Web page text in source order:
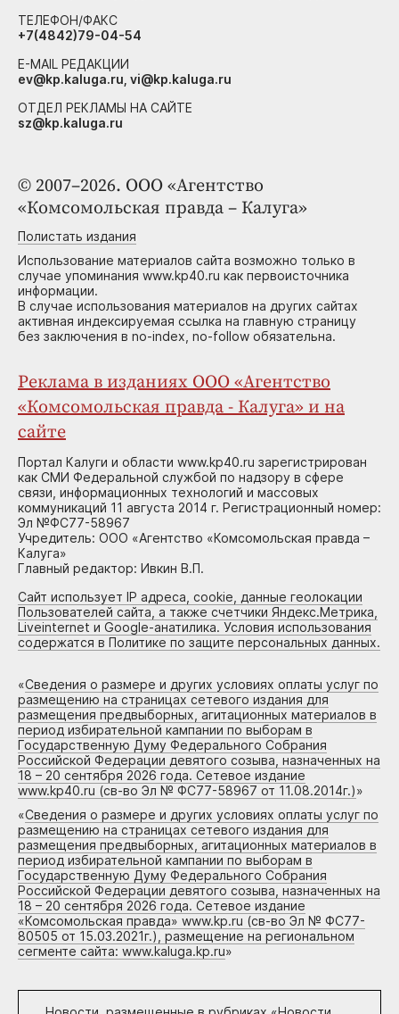
© 2007–2026. ООО «Агентство
«Комсомольская правда – Калуга»
Полистать издания
Использование материалов сайта возможно только в
случае упоминания www.kp40.ru как первоисточника
информации.
В случае использования материалов на других сайтах
активная индексируемая ссылка на главную страницу
без заключения в no-index, no-follow обязательна.
Реклама в изданиях ООО «Агентство
«Комсомольская правда - Калуга» и на
сайте
Портал Калуги и области www.kp40.ru зарегистрирован
как СМИ Федеральной службой по надзору в сфере
связи, информационных технологий и массовых
коммуникаций 11 августа 2014 г. Регистрационный номер:
Эл №ФС77-58967
Учредитель: ООО «Агентство «Комсомольская правда –
Калуга»
Главный редактор: Ивкин В.П.
Сайт использует IP адреса, cookie, данные геолокации
Пользователей сайта, а также счетчики Яндекс.Метрика,
Liveinternet и Google-анатилика. Условия использования
содержатся в Политике по защите персональных данных.
«Сведения о размере и других условиях оплаты услуг по
размещению на страницах сетевого издания для
размещения предвыборных, агитационных материалов в
период избирательной кампании по выборам в
Государственную Думу Федерального Собрания
Российской Федерации девятого созыва, назначенных на
18 – 20 сентября 2026 года. Сетевое издание
www.kp40.ru (св-во Эл № ФС77-58967 от 11.08.2014г.)»
«Сведения о размере и других условиях оплаты услуг по
размещению на страницах сетевого издания для
размещения предвыборных, агитационных материалов в
период избирательной кампании по выборам в
Государственную Думу Федерального Собрания
Российской Федерации девятого созыва, назначенных на
18 – 20 сентября 2026 года. Сетевое издание
«Комсомольская правда» www.kp.ru (св-во Эл № ФС77-
80505 от 15.03.2021г.), размещение на региональном
сегменте сайта: www.kaluga.kp.ru»
ТЕЛЕФОН/ФАКС
+7(4842)79-04-54
E-MAIL РЕДАКЦИИ
ev@kp.kaluga.ru, vi@kp.kaluga.ru
ОТДЕЛ РЕКЛАМЫ НА САЙТЕ
sz@kp.kaluga.ru